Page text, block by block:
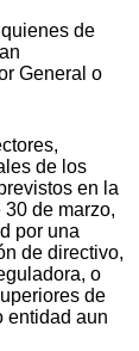
de
General o
de los
en la
30 de marzo,
por una
de directivo,
o
de
entidad aun